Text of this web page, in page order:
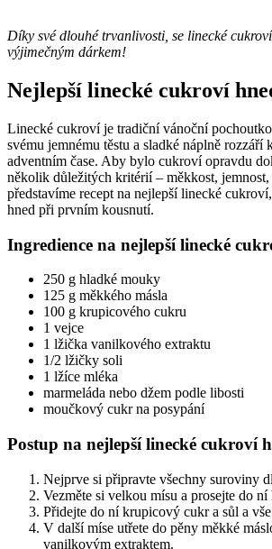
Díky své dlouhé trvanlivosti, se linecké
výjimečným dárkem!
Nejlepší linecké cukroví
Linecké cukroví je tradiční vánoční
svému jemnému těstu a sladké náplně rozzáří
adventním čase. Aby bylo cukroví opravdu
několik důležitých kritérií – měkkost,
představíme recept na nejlepší linecké
hned při prvním kousnutí.
Ingredience na nejlepší linecké
250 g hladké mouky
125 g měkkého másla
100 g krupicového cukru
1 vejce
1 lžička vanilkového extraktu
1/2 lžičky soli
1 lžíce mléka
marmeláda nebo džem podle libosti
moučkový cukr na posypání
Postup na nejlepší linecké cukroví
Nejprve si připravte všechny suroviny
Vezměte si velkou mísu a prosejte do
Přidejte do ní krupicový cukr a sůl a
V další míse utřete do pěny měkké
vanilkovým extraktem.